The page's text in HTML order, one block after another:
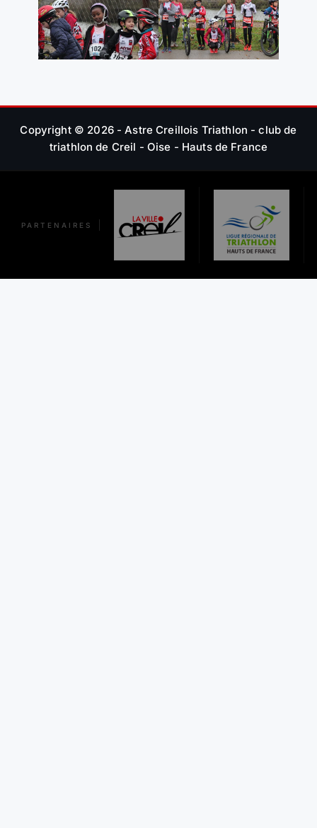
Copyright © 2026 - Astre Creillois Triathlon - club de
triathlon de Creil - Oise - Hauts de France
PARTENAIRES